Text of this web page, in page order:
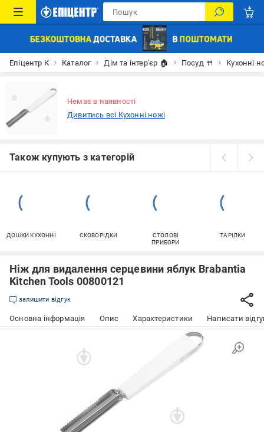
Епіцентр К Каталог Дім та інтер'єр 🏠 Посуд 🍴 Кухонні
Немає в наявності
Дивитись всі Кухонні ножі
Також купують з категорій
ДОШКИ КУХОННІ СКОВОРІДКИ
СТОЛОВІ
ПРИБОРИ
ТАРІЛКИ
Ніж для видалення серцевини яблук Brabantia
Kitchen Tools 00800121
залишити відгук
Основна інформація Опис Характеристики Написати